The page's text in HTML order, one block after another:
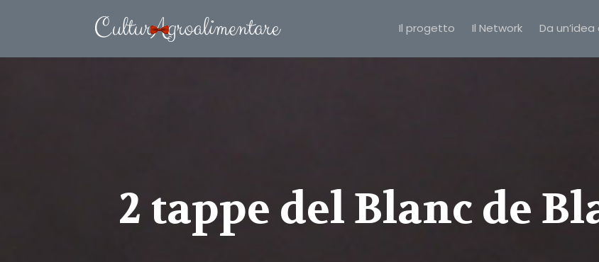
Il progetto Il Network Da un’idea
2 tappe del Blanc de